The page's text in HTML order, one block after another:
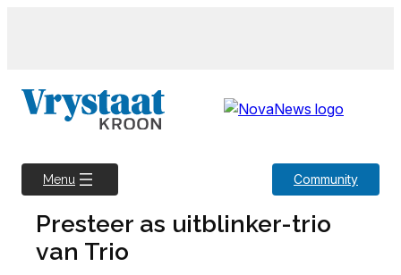
Menu Community
Presteer as uitblinker-trio
van Trio